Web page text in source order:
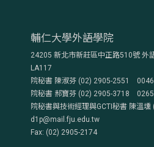
輔仁大學外語學院
24205 新北市新莊區中正路510號 外
LA117
院秘書 陳淑芬 (02) 2905-2551
院秘書 郝寶芬 (02) 2905-3718
院秘書與技術經理與GCTI秘書 陳溫
d1p@mail.fju.edu.tw
Fax: (02) 2905-2174